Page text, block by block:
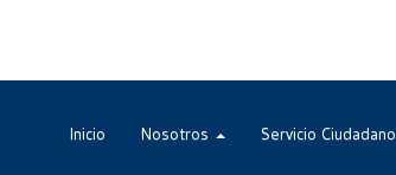
Inicio Nosotros Servicio Ciudadano